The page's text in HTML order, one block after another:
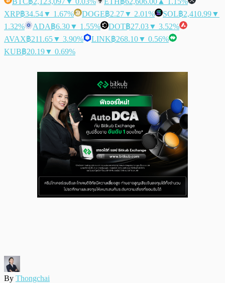
XRP฿34.54▼ 1.67% DOGE฿2.27▼ 2.01% SOL฿2,410.99▼
1.32%
ADA฿6.30▼ 1.55% DOT฿27.03▼ 3.52%
AVAX฿211.65▼ 3.90% LINK฿268.10▼ 0.56%
KUB฿20.19▼ 0.69%
By Thongchai